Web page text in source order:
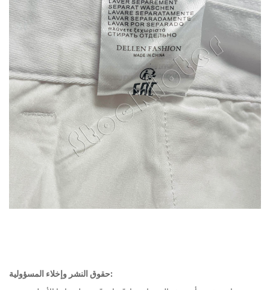
حقوق النشر وإخلاء المسؤولية: